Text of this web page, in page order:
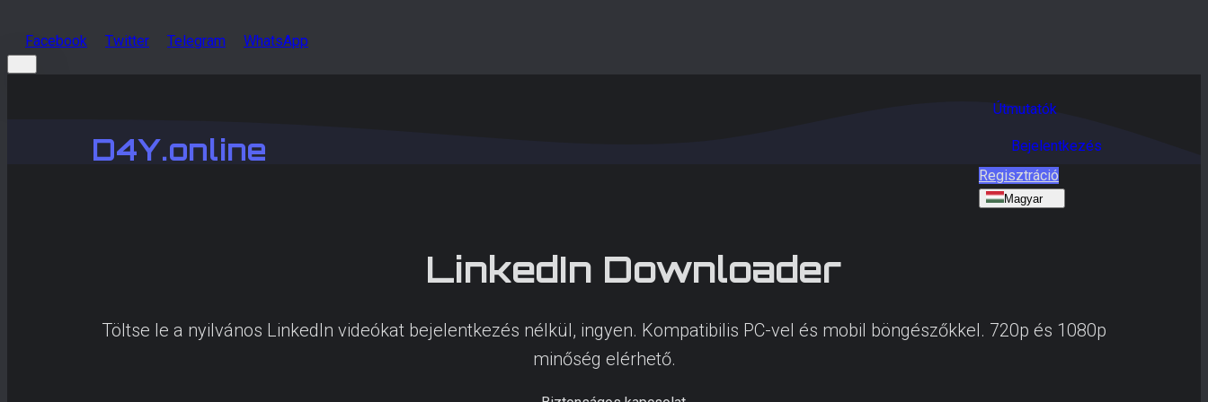
Facebook Twitter Telegram WhatsApp
D4Y.online
Útmutatók
Bejelentkezés
Regisztráció
Magyar
LinkedIn Downloader
Töltse le a nyilvános LinkedIn videókat bejelentkezés nélkül, ingyen. Kompatibilis PC-vel és mobil böngészőkkel. 720p és 1080p
minőség elérhető.